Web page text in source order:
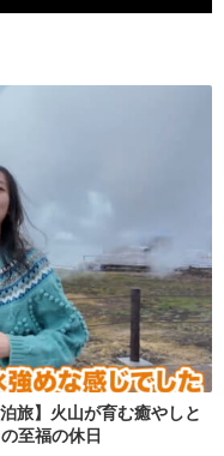
旅】火山が育む癒やしと
至福の休日